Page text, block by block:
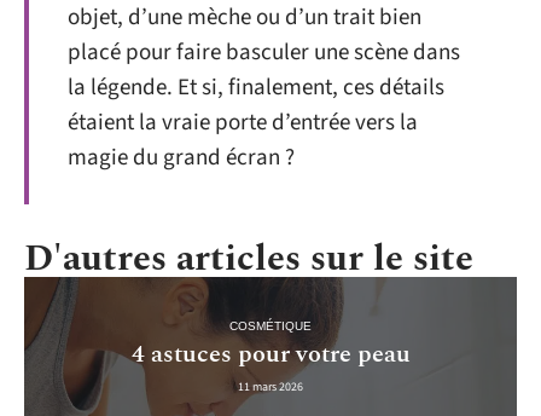
objet, d’une mèche ou d’un trait bien
placé pour faire basculer une scène dans
la légende. Et si, finalement, ces détails
étaient la vraie porte d’entrée vers la
magie du grand écran ?
D'autres articles sur le site
COSMÉTIQUE
4 astuces pour votre peau
11 mars 2026